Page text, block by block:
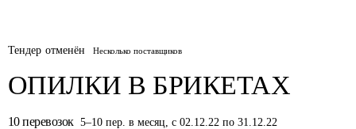
Тендер отменён Несколько поставщиков
ОПИЛКИ В БРИКЕТАХ
10 перевозок 5–10 пер. в месяц, с 02.12.22 по 31.12.22